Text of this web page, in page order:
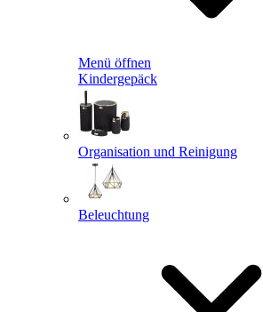
Menü öffnen
Kindergepäck
Organisation und Reinigung
Beleuchtung